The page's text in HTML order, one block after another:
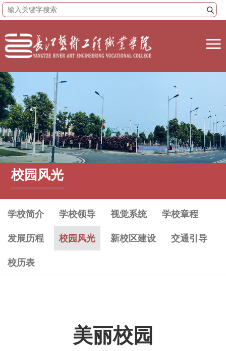
校园风光
学校简介 学校领导 视觉系统 学校章程
发展历程 校园风光 新校区建设 交通引导
校历表
美丽校园